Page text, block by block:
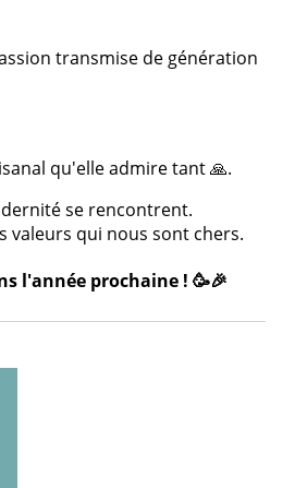
transmise de génération
qu'elle admire tant 🙏.
se rencontrent.
qui nous sont chers.
l'année prochaine ! 🥳🎉